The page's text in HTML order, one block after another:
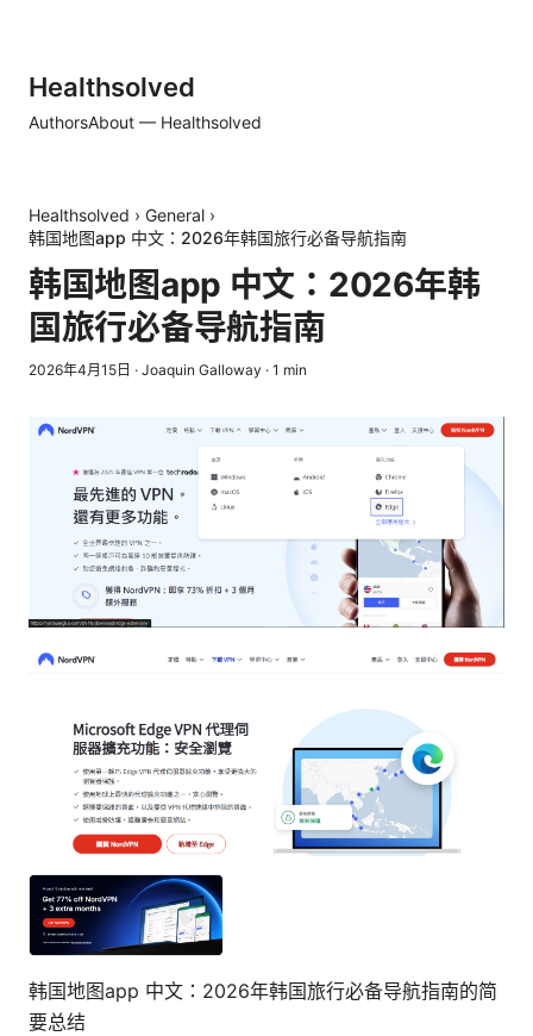
Healthsolved
AuthorsAbout — Healthsolved
Healthsolved › General ›
韩国地图app 中文：2026年韩国旅行必备导航指南
韩国地图app 中文：2026年韩
国旅行必备导航指南
2026年4月15日 · Joaquin Galloway · 1 min
韩国地图app 中文：2026年韩国旅行必备导航指南的简
要总结